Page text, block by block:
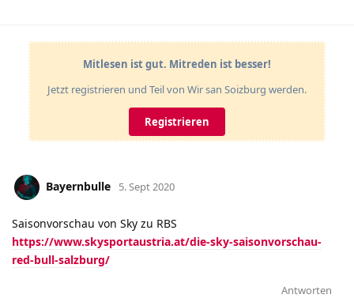
Mitlesen ist gut. Mitreden ist besser!
Jetzt registrieren und Teil von Wir san Soizburg werden.
Registrieren
Bayernbulle 5. Sept 2020
Saisonvorschau von Sky zu RBS
https://www.skysportaustria.at/die-sky-saisonvorschau-
red-bull-salzburg/
Antworten